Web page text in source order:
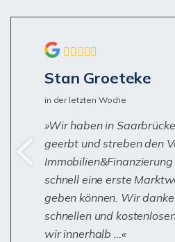
Stan Groeteke
in der letzten Woche
Wir haben in
geerbt und streben den
schnell eine erste
geben können. Wir
schnellen und
wir innerhalb …